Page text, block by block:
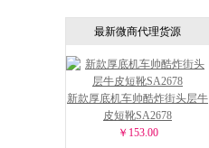
最新微商代理货源
新款厚底机车帅酷炸街头层牛
皮短靴SA2678
￥153.00